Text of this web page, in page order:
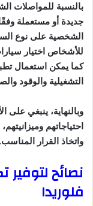
بالنسبة للمواصلات
جديدة أو مستعملة
الشخصية على نوع
للأشخاص اختيار
كما يمكن استعمال
التشغيلية والوقود
وبالنهاية، ينبغي
احتياجاتهم
واتخاذ القرار المناسب.
نصائح
فلوريدا